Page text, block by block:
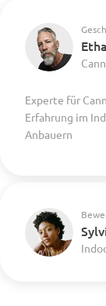
Experte für
Erfahrung im
Anbauern